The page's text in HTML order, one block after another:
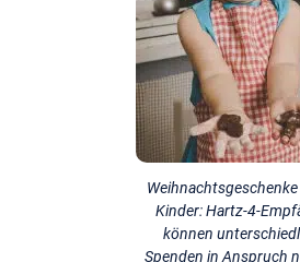
Kinder: Hartz-4-
können
Spenden in Anspruch